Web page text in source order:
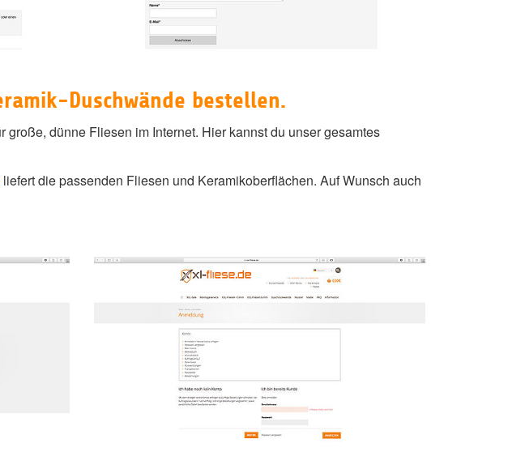
Duschwände bestellen.
dünne Fliesen im Internet. Hier kannst du unser gesamtes
liefert die passenden Fliesen und Keramikoberflächen. Auf Wunsch auch